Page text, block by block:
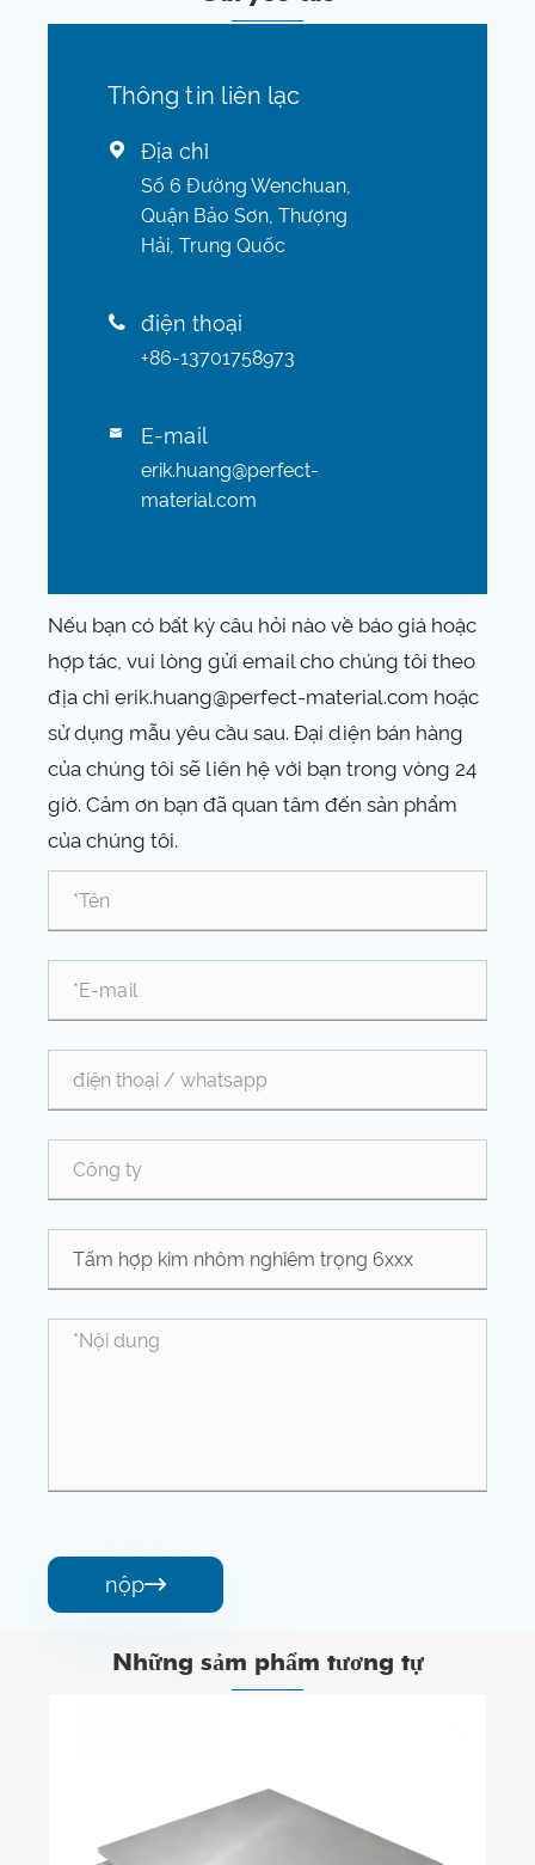
Thông tin liên lạc
 Địa chỉ
Số 6 Đường Wenchuan,
Quận Bảo Sơn, Thượng
Hải, Trung Quốc
 điện thoại
+86-13701758973
 E-mail
erik.huang@perfect-
material.com
Nếu bạn có bất kỳ câu hỏi nào về báo giá hoặc
hợp tác, vui lòng gửi email cho chúng tôi theo
địa chỉ erik.huang@perfect-material.com hoặc
sử dụng mẫu yêu cầu sau. Đại diện bán hàng
của chúng tôi sẽ liên hệ với bạn trong vòng 24
giờ. Cảm ơn bạn đã quan tâm đến sản phẩm
của chúng tôi.
nộp
Những sảm phẩm tương tự